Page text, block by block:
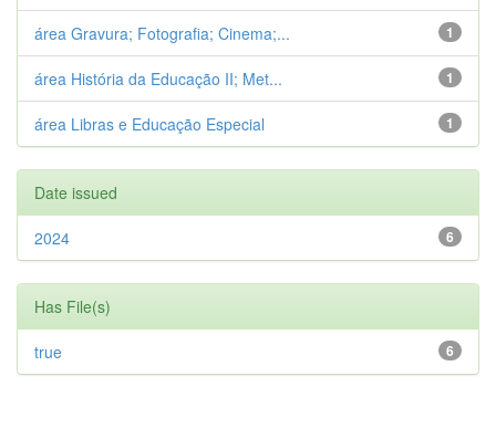
1
área Gravura; Fotografia; Cinema;...
1
área História da Educação II; Met...
1
área Libras e Educação Especial
Date issued
6
2024
Has File(s)
6
true